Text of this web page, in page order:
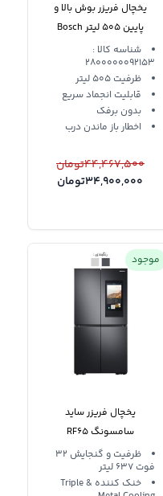
یخچال فریزر بوش بالا و
پایین 505 لیتر Bosch
KGN56AI304
شناسه کالا :
2800000092153
ظرفیت 505 لیتر
قابلیت انجماد سریع
بدون برفک
اخطار باز ماندن درب
34,900,000تومان
44,467,500تومان
موجود
یخچال فریزر ساید
سامسونگ RF65
RF65A977FB1 ظرفیت و گنجایش 32
فوت 637 لیتر
خنک کننده Triple &